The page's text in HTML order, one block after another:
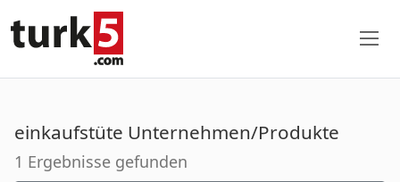
einkaufstüte Unternehmen/Produkte
1 Ergebnisse gefunden